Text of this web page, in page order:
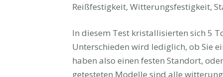
Reißfestigkeit, Witterungsfestigkeit,
In diesem Test kristallisierten sich 5
Unterschieden wird lediglich, ob Sie
haben also einen festen Standort,
getesteten Modelle sind alle